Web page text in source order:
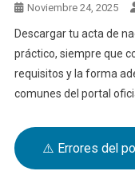
Noviembre 24, 2025
Descargar tu acta de
práctico, siempre que
requisitos y la forma
comunes del portal
⚠️ Errores del